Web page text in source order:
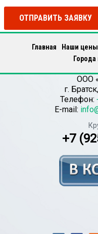
ОТПРАВИТЬ ЗАЯВКУ
Главная Наши цены
ООО
г. Братск,
Телефон:
E-mail:
+7